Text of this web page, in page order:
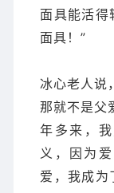
面具能活得
面具！”
冰心老人说
那就不是父
年多来，
义，因为
爱，我成为